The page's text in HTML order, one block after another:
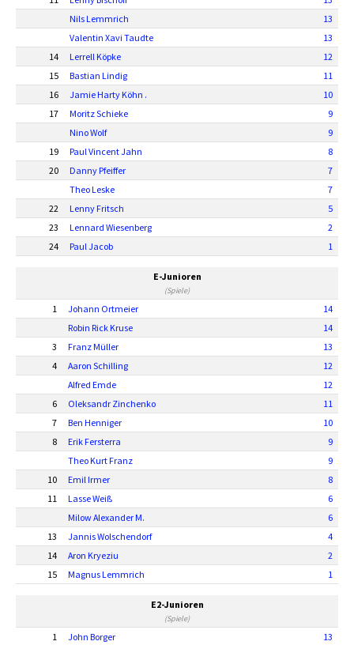
Nils Lemmrich
13
Valentin Xavi Taudte
13
14
Lerrell Köpke
12
15
Bastian Lindig
11
16
Jamie Harty Köhn .
10
17
Moritz Schieke
9
Nino Wolf
9
19
Paul Vincent Jahn
8
20
Danny Pfeiffer
7
Theo Leske
7
22
Lenny Fritsch
5
23
Lennard Wiesenberg
2
24
Paul Jacob 1
E-Junioren
(Spiele)
1 Johann Ortmeier
14
Robin Rick Kruse
14
3
Franz Müller
13
4
Aaron Schilling
12
Alfred Emde
12
6
Oleksandr Zinchenko
11
7
Ben Henniger
10
8
Erik Fersterra
9
Theo Kurt Franz
9
10
Emil Irmer
8
11
Lasse Weiß
6
Milow Alexander M.
6
13
Jannis Wolschendorf
4
14
Aron Kryeziu
2
15
Magnus Lemmrich 1
E2-Junioren
(Spiele)
1 John Borger
13